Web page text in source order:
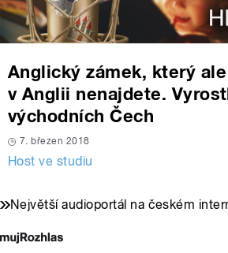
Anglický zámek, který
v Anglii nenajdete.
východních Čech
7. březen 2018
Host ve studiu
Největší audioportál na českém